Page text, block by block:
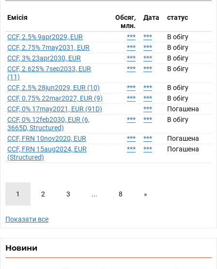
Емісія
Обсяг,
млн.
Дата статус
CCF, 2.5% 9apr2029, EUR *** ***
В обігу
CCF, 2.75% 7may2031, EUR
*** ***
В обігу
CCF, 3% 23apr2030, EUR
*** ***
В обігу
CCF, 2.625% 7sep2033, EUR
(11)
*** *** В обігу
CCF, 2.5% 28jun2029, EUR (10) *** ***
В обігу
CCF, 0.75% 22mar2027, EUR (9)
*** ***
В обігу
CCF, 0% 17may2021, EUR (91D)
***
Погашена
CCF, 0% 12feb2030, EUR (6,
3665D, Structured)
*** *** В обігу
CCF, FRN 10nov2020, EUR *** ***
Погашена
CCF, FRN 15aug2024, EUR
(Structured)
*** *** Погашена
1 2 3 ... 8 »
Показати все
Новини